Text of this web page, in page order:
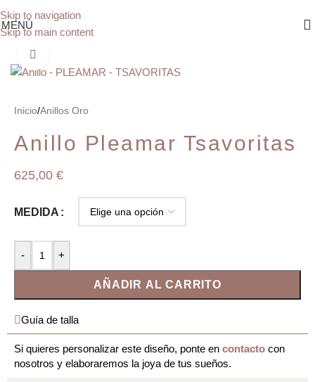
Skip to navigation
Skip to main content
MENÚ
Inicio/Anillos Oro
Anillo Pleamar Tsavoritas
625,00 €
MEDIDA
- +
AÑADIR AL CARRITO
Guía de talla
Si quieres personalizar este diseño, ponte en contacto con
nosotros y elaboraremos la joya de tus sueños.